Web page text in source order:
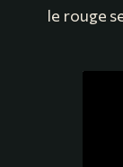
le rouge